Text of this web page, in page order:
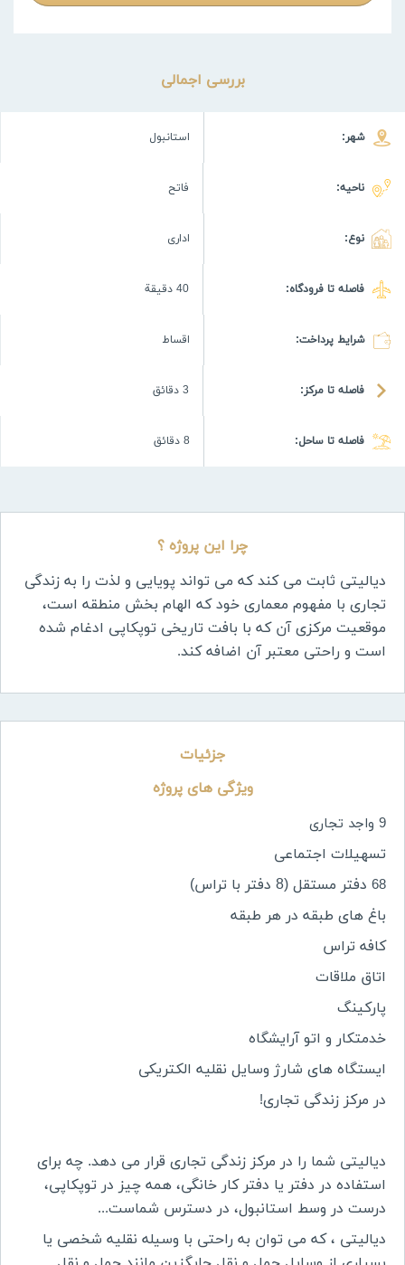
بررسی اجمالی
شهر: استانبول
ناحیه: فاتح
نوع: اداری
فاصله تا فرودگاه: 40 دقيقة
شرایط پرداخت: اقساط
فاصله تا مرکز: 3 دقائق
فاصله تا ساحل: 8 دقائق
چرا این پروژه ؟
دیالیتی ثابت می کند که می تواند پویایی و لذت را به زندگی
تجاری با مفهوم معماری خود که الهام بخش منطقه است،
موقعیت مرکزی آن که با بافت تاریخی توپکاپی ادغام شده
است و راحتی معتبر آن اضافه کند.
جزئیات
ویژگی های پروژه
9 واجد تجاری
تسهیلات اجتماعی
68 دفتر مستقل (8 دفتر با تراس)
باغ های طبقه در هر طبقه
کافه تراس
اتاق ملاقات
پارکینگ
خدمتکار و اتو آرایشگاه
ایستگاه های شارژ وسایل نقلیه الکتریکی
در مرکز زندگی تجاری!
دیالیتی شما را در مرکز زندگی تجاری قرار می دهد. چه برای
استفاده در دفتر یا دفتر کار خانگی، همه چیز در توپکاپی،
درست در وسط استانبول، در دسترس شماست...
دیالیتی ، که می توان به راحتی با وسیله نقلیه شخصی یا